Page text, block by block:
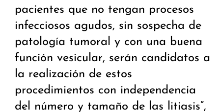
pacientes que no tengan procesos
infecciosos agudos, sin sospecha de
patología tumoral y con una buena
función vesicular, serán candidatos a
la realización de estos
procedimientos con independencia
del número y tamaño de las litiasis”,